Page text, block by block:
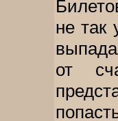
не так
от